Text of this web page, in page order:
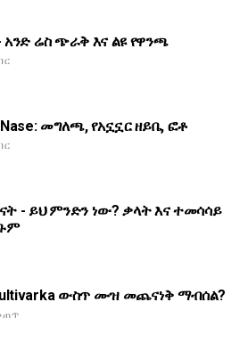
አንድ ሬስ ጭራቅ እና ልዩ የዋንጫ
መግለጫ, የአኗኗር ዘይቤ, ፎቶ
- ይህ ምንድን ነው? ቃላት እና ተመሳሳይ
ውስጥ ሙዝ መጨናነቅ ማብሰል?